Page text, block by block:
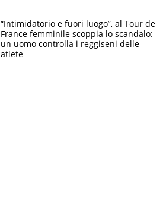
“Intimidatorio e fuori luogo”, al Tour de
France femminile scoppia lo scandalo:
un uomo controlla i reggiseni delle
atlete